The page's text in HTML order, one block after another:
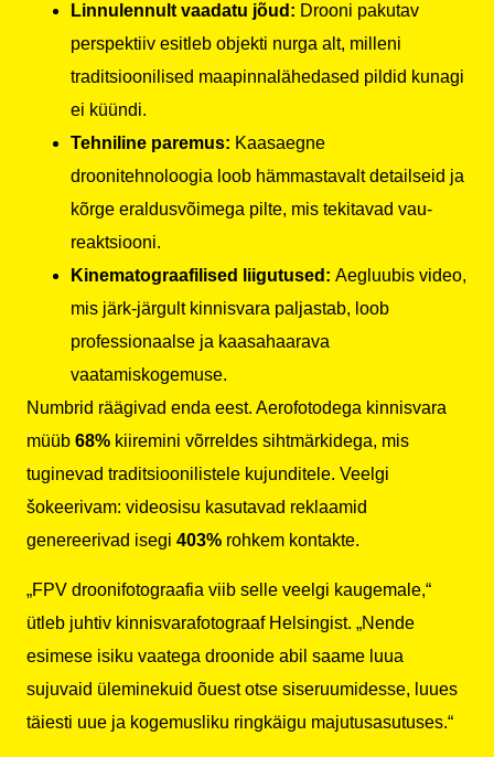
Linnulennult vaadatu jõud: Drooni pakutav
perspektiiv esitleb objekti nurga alt, milleni
traditsioonilised maapinnalähedased pildid kunagi
ei küündi.
Tehniline paremus: Kaasaegne
droonitehnoloogia loob hämmastavalt detailseid ja
kõrge eraldusvõimega pilte, mis tekitavad vau-
reaktsiooni.
Kinematograafilised liigutused: Aegluubis video,
mis järk-järgult kinnisvara paljastab, loob
professionaalse ja kaasahaarava
vaatamiskogemuse.
Numbrid räägivad enda eest. Aerofotodega kinnisvara
müüb 68% kiiremini võrreldes sihtmärkidega, mis
tuginevad traditsioonilistele kujunditele. Veelgi
šokeerivam: videosisu kasutavad reklaamid
genereerivad isegi 403% rohkem kontakte.
„FPV droonifotograafia viib selle veelgi kaugemale,“
ütleb juhtiv kinnisvarafotograaf Helsingist. „Nende
esimese isiku vaatega droonide abil saame luua
sujuvaid üleminekuid õuest otse siseruumidesse, luues
täiesti uue ja kogemusliku ringkäigu majutusasutuses.“